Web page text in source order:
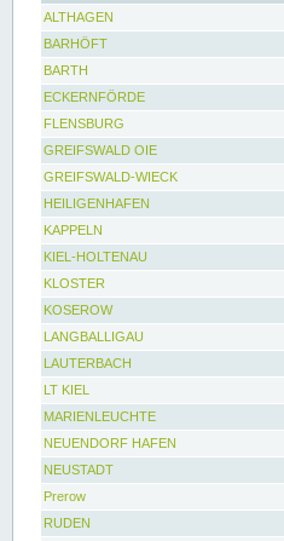
ALTHAGEN
BARHÖFT
BARTH
ECKERNFÖRDE
FLENSBURG
GREIFSWALD OIE
GREIFSWALD-WIECK
HEILIGENHAFEN
KAPPELN
KIEL-HOLTENAU
KLOSTER
KOSEROW
LANGBALLIGAU
LAUTERBACH
LT KIEL
MARIENLEUCHTE
NEUENDORF HAFEN
NEUSTADT
Prerow
RUDEN